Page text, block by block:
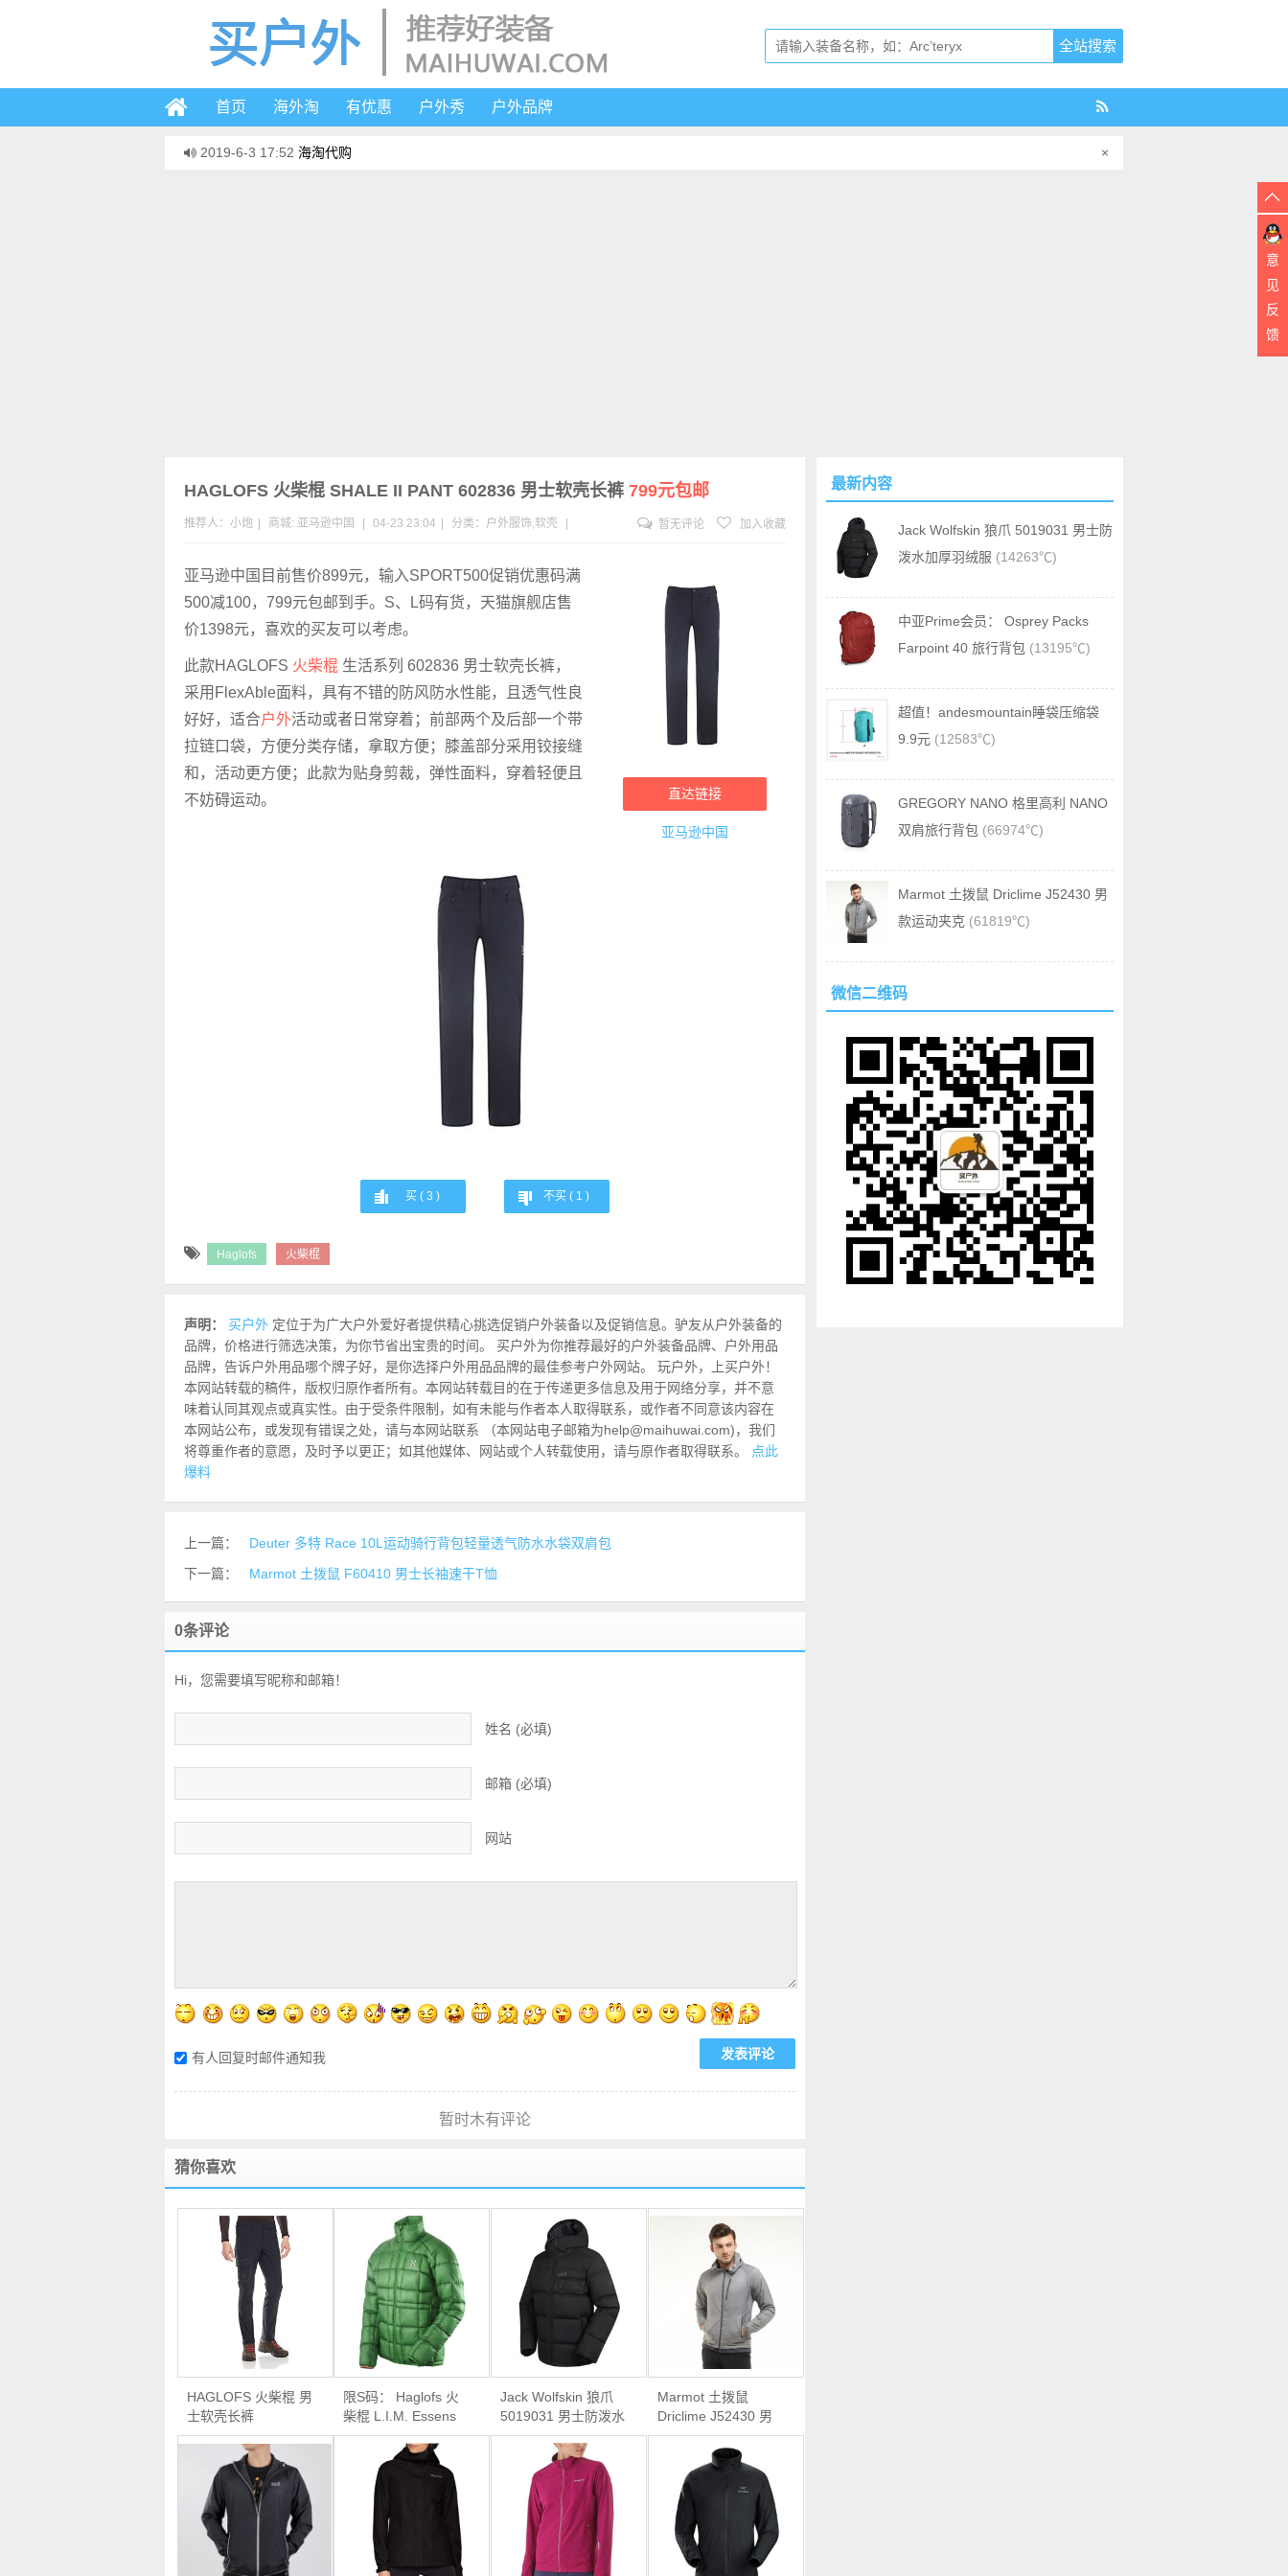
首页 海外淘 有优惠 户外秀 户外品牌
2019-6-3 17:52 海淘代购 ×
HAGLOFS 火柴棍 SHALE II PANT 602836 男士软壳长裤 799元包邮
推荐人：小炮 商城: 亚马逊中国 04-23 23:04 分类： 户外服饰,软壳 暂无评论 加入收藏
直达链接
亚马逊中国
亚马逊中国目前售价899元，输入SPORT500促销优惠码满
500减100，799元包邮到手。S、L码有货，天猫旗舰店售
价1398元，喜欢的买友可以考虑。
此款HAGLOFS 火柴棍 生活系列 602836 男士软壳长裤，
采用FlexAble面料，具有不错的防风防水性能，且透气性良
好好，适合户外活动或者日常穿着；前部两个及后部一个带
拉链口袋，方便分类存储，拿取方便；膝盖部分采用铰接缝
和，活动更方便；此款为贴身剪裁，弹性面料，穿着轻便且
不妨碍运动。
买 ( 3 ) 不买 ( 1 )
Haglofs 火柴棍
声明： 买户外 定位于为广大户外爱好者提供精心挑选促销户外装备以及促销信息。驴友从户外装备的
品牌，价格进行筛选决策，为你节省出宝贵的时间。 买户外为你推荐最好的户外装备品牌、户外用品
品牌，告诉户外用品哪个牌子好，是你选择户外用品品牌的最佳参考户外网站。 玩户外，上买户外！
本网站转载的稿件，版权归原作者所有。本网站转载目的在于传递更多信息及用于网络分享，并不意
味着认同其观点或真实性。由于受条件限制，如有未能与作者本人取得联系，或作者不同意该内容在
本网站公布，或发现有错误之处，请与本网站联系 （本网站电子邮箱为help@maihuwai.com)，我们
将尊重作者的意愿，及时予以更正；如其他媒体、网站或个人转载使用，请与原作者取得联系。
点此
爆料
上一篇：
Deuter 多特 Race 10L运动骑行背包轻量透气防水水袋双肩包
下一篇：
Marmot 土拨鼠 F60410 男士长袖速干T恤
0条评论
Hi，您需要填写昵称和邮箱！
姓名 (必填)
邮箱 (必填)
网站
有人回复时邮件通知我
暂时木有评论
猜你喜欢
HAGLOFS 火柴棍 男
士软壳长裤
限S码： Haglofs 火
柴棍 L.I.M. Essens
男款羽绒夹克
Jack Wolfskin 狼爪
5019031 男士防泼水
加厚羽绒服
Marmot 土拨鼠
Driclime J52430 男
款运动夹克
最新内容
Jack Wolfskin 狼爪 5019031 男士防
泼水加厚羽绒服 (14263℃)
中亚Prime会员： Osprey Packs
Farpoint 40 旅行背包 (13195℃)
超值！andesmountain睡袋压缩袋
9.9元 (12583℃)
GREGORY NANO 格里高利 NANO
双肩旅行背包 (66974℃)
Marmot 土拨鼠 Driclime J52430 男
款运动夹克 (61819℃)
微信二维码
意
见
反
馈